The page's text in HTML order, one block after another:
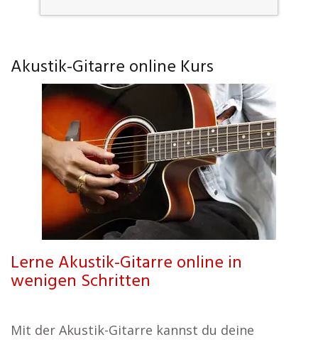
Akustik-Gitarre online Kurs
Lerne Akustik-Gitarre online in
wenigen Schritten
Mit der Akustik-Gitarre kannst du deine